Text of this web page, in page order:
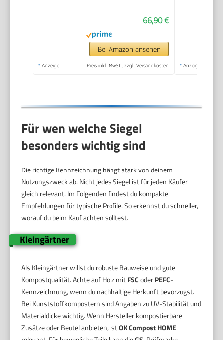
66,90 €
Bei Amazon ansehen
* Anzeige Preis inkl. MwSt., zzgl. Versandkosten * Anzeige
Für wen welche Siegel
besonders wichtig sind
Die richtige Kennzeichnung hängt stark von deinem
Nutzungszweck ab. Nicht jedes Siegel ist für jeden Käufer
gleich relevant. Im Folgenden findest du kompakte
Empfehlungen für typische Profile. So erkennst du schneller,
worauf du beim Kauf achten solltest.
Kleingärtner
Als Kleingärtner willst du robuste Bauweise und gute
Kompostqualität. Achte auf Holz mitFSCoderPEFC-
Kennzeichnung, wenn du nachhaltige Herkunft bevorzugst.
Bei Kunststoffkompostern sind Angaben zu UV-Stabilität und
Materialdicke wichtig. Wenn Hersteller kompostierbare
Zusätze oder Beutel anbieten, istOK Compost HOME